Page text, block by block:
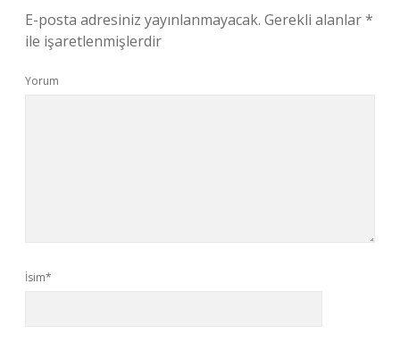
E-posta adresiniz yayınlanmayacak. Gerekli alanlar*
ile işaretlenmişlerdir
Yorum
İsim*